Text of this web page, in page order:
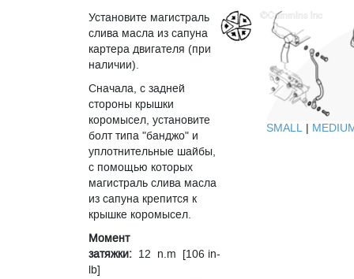
Установите магистраль
слива масла из сапуна
картера двигателя (при
наличии).
Сначала, с задней
стороны крышки
коромысел, установите
болт типа "банджо" и
уплотнительные шайбы,
с помощью которых
магистраль слива масла
из сапуна крепится к
крышке коромысел.
Момент
затяжки: 12 n.m [106 in-
lb]
SMALL |